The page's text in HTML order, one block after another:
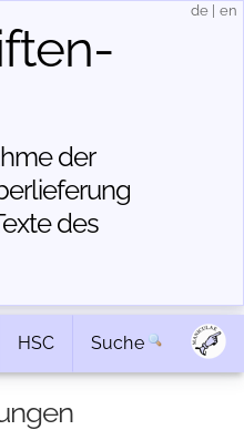
der
des
de en
HSC Suche